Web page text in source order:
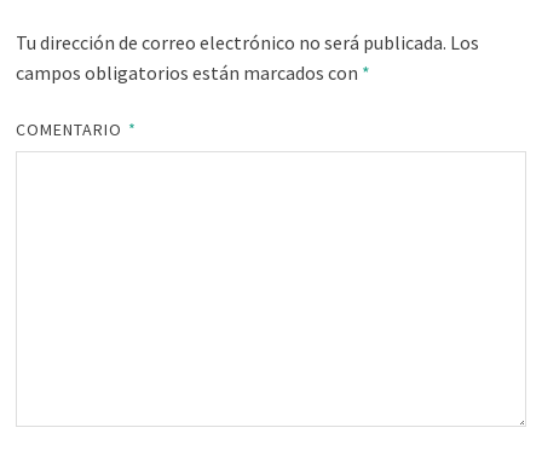
Tu dirección de correo electrónico no será publicada. Los
campos obligatorios están marcados con *
COMENTARIO *